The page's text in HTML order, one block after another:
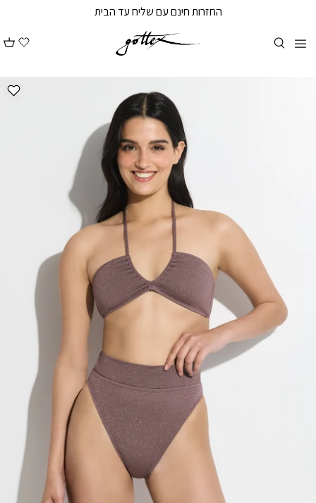
בתחתית
החזרות חינם עם שליח עד הבית